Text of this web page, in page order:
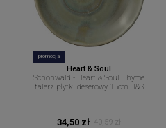
promocja
Heart & Soul
Schonwald - Heart & Soul Thyme
talerz płytki deserowy 15cm H&S
34,50 zł
40,59 zł